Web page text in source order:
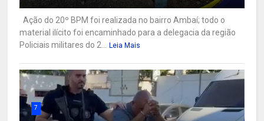
Ação do 20º BPM foi realizada no bairro Ambaí; todo o
material ilícito foi encaminhado para a delegacia da região
Policiais militares do 2... Leia Mais
7